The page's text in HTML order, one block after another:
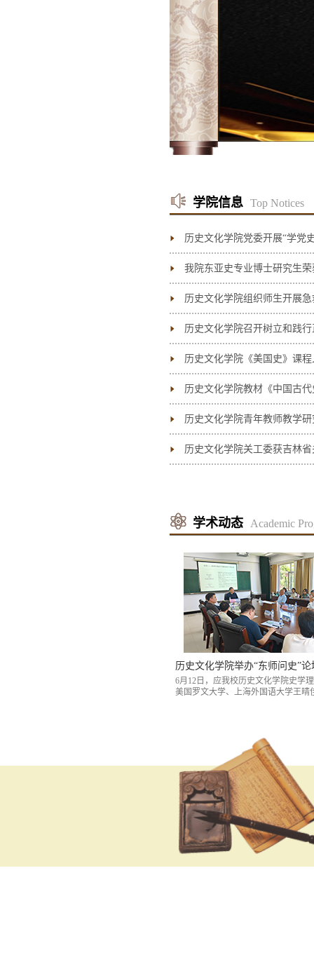
学院信息 Top Notices
历史文化学院党委开展“学党
我院东亚史专业博士研究生
历史文化学院组织师生开展
历史文化学院召开树立和践
历史文化学院《美国史》课
历史文化学院教材《中国古
历史文化学院青年教师教学
历史文化学院关工委获吉林
学术动态 Academic
历史文化学院举办“东师问史”
6月12日，应我校历史文化学院史学
美国罗文大学、上海外国语大学王晴
评议，史学理论团队成员和历史文
告会。讲座开始前，史学理论研究
王晴佳教授颁发了讲座纪念证书。王
1492年哥伦布“发现”...